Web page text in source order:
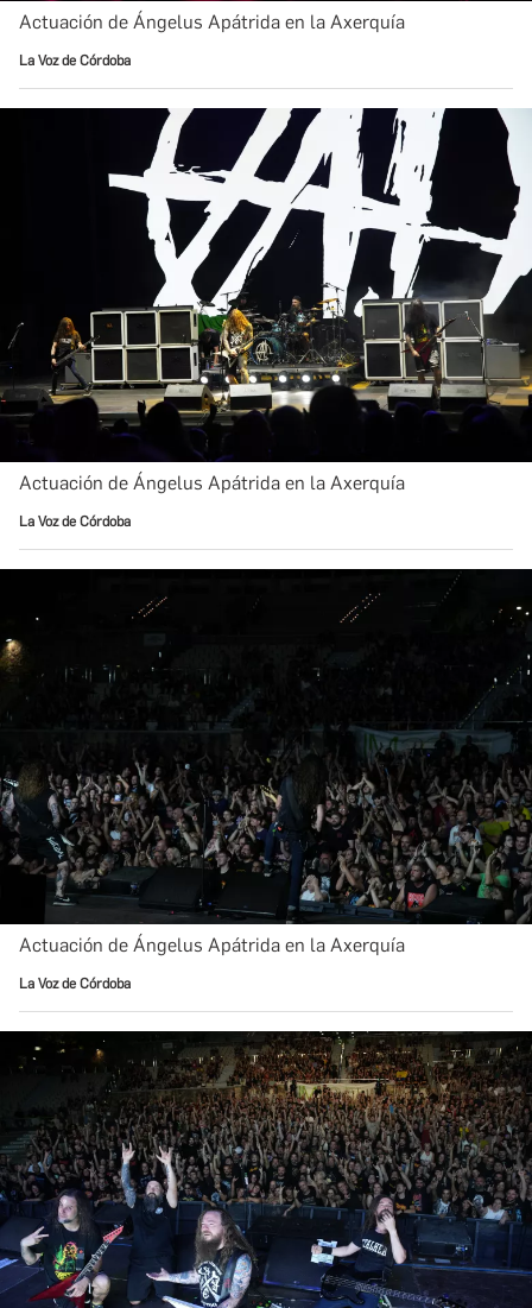
Actuación de Ángelus Apátrida en la Axerquía
La Voz de Córdoba
Actuación de Ángelus Apátrida en la Axerquía
La Voz de Córdoba
Actuación de Ángelus Apátrida en la Axerquía
La Voz de Córdoba